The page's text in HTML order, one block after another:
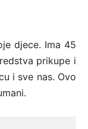
djece. Ima 45
prikupe i
i sve nas. Ovo